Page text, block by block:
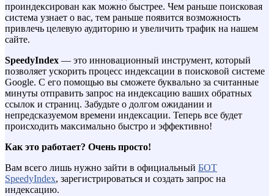
проиндексирован как можно быстрее. Чем раньше поисковая
система узнает о вас, тем раньше появится возможность
привлечь целевую аудиторию и увеличить трафик на нашем
сайте.
SpeedyIndex — это инновационный инструмент, который
позволяет ускорить процесс индексации в поисковой системе
Google. С его помощью вы сможете буквально за считанные
минуты отправить запрос на индексацию ваших обратных
ссылок и страниц. Забудьте о долгом ожидании и
непредсказуемом времени индексации. Теперь все будет
происходить максимально быстро и эффективно!
Как это работает? Очень просто!
Вам всего лишь нужно зайти в официальный БОТ
SpeedyIndex, зарегистрироваться и создать запрос на
индексацию.